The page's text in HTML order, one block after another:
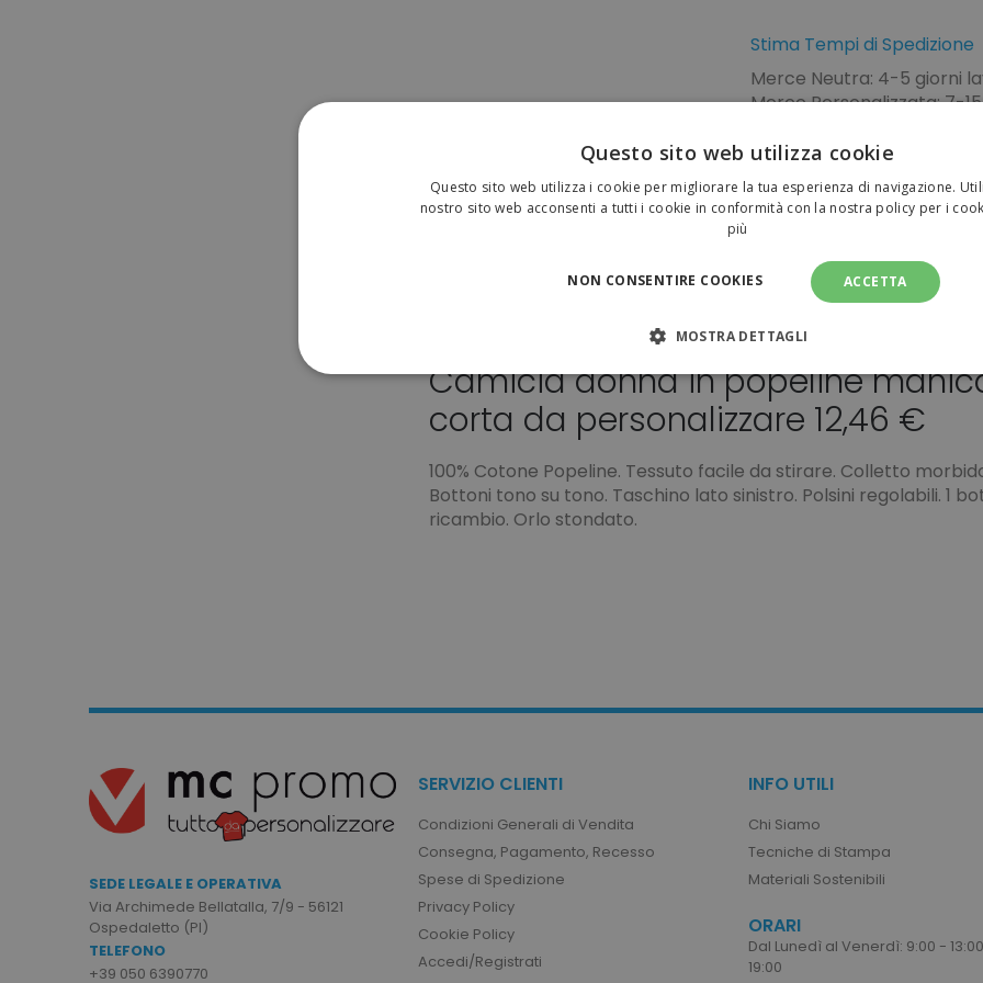
Stima Tempi di Spedizione
Merce Neutra: 4-5 giorni
Merce Personalizzata: 7-
della bozza + 2-3 giorni
Vuoi pianificare la tua
Pagamenti sicuri
Camicia donna in popeline
corta da personalizzare 12,46 €
100% Cotone Popeline. Tessuto facile da stirare. Colletto
Bottoni tono su tono. Taschino lato sinistro. Polsini regolabili. 1
ricambio. Orlo stondato.
SEDE LEGALE E OPERATIVA
Via Archimede Bellatalla, 7/9 - 56121
Ospedaletto (PI)
TELEFONO
+39 050 6390770
SERVIZIO CLIENTI
Condizioni Generali di Vendita
Consegna, Pagamento, Recesso
Spese di Spedizione
Privacy Policy
Cookie Policy
Accedi/Registrati
INFO UTILI
Chi Siamo
Tecniche di Stampa
Materiali Sostenibili
ORARI
Dal Lunedì al Venerdì: 9:00 -
19:00
Questo sito web utilizza cookie
Questo sito web utilizza i cookie per migliorare la tua esperienza di navigazione.
nostro sito web acconsenti a tutti i cookie in conformità con la nostra policy per i
più
ACCETTA
NON CONSENTIRE COOKIES
MOSTRA DETTAGLI
STRETTAMENTE NECESSARI PERFORMANCE TARGETING
NON CLASSIFICATI
l'amministratore
recently_viewed_product_previous
Adobe Inc.
www.tuttodapersonalizzare.it
1 ora
navigazione.
recently_compared_product
1 ora
Memorizza gli ID
private_content_version
www.tuttodapersonalizzare.it
1 anno 1
mese
casuali alle pagine
Google Privacy Policy